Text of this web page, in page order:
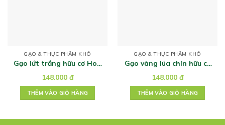
GẠO & THỰC PHẨM KHÔ
Gạo lứt trắng hữu cơ Hoa
148.000 đ
THÊM VÀO GIỎ HÀNG
GẠO & THỰC PHẨM KHÔ
Gạo vàng lúa chín hữu cơ
148.000 đ
THÊM VÀO GIỎ HÀNG